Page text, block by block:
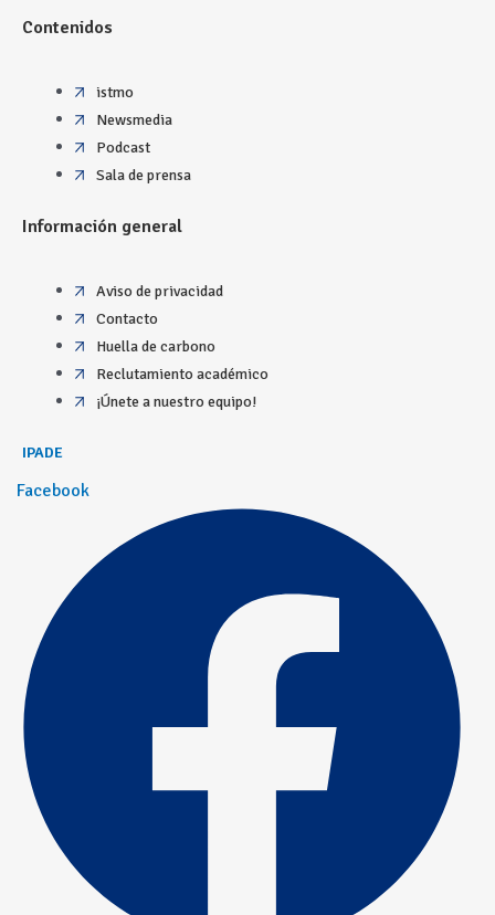
Contenidos
istmo
Newsmedia
Podcast
Sala de prensa
Información general
Aviso de privacidad
Contacto
Huella de carbono
Reclutamiento académico
¡Únete a nuestro equipo!
IPADE
Facebook